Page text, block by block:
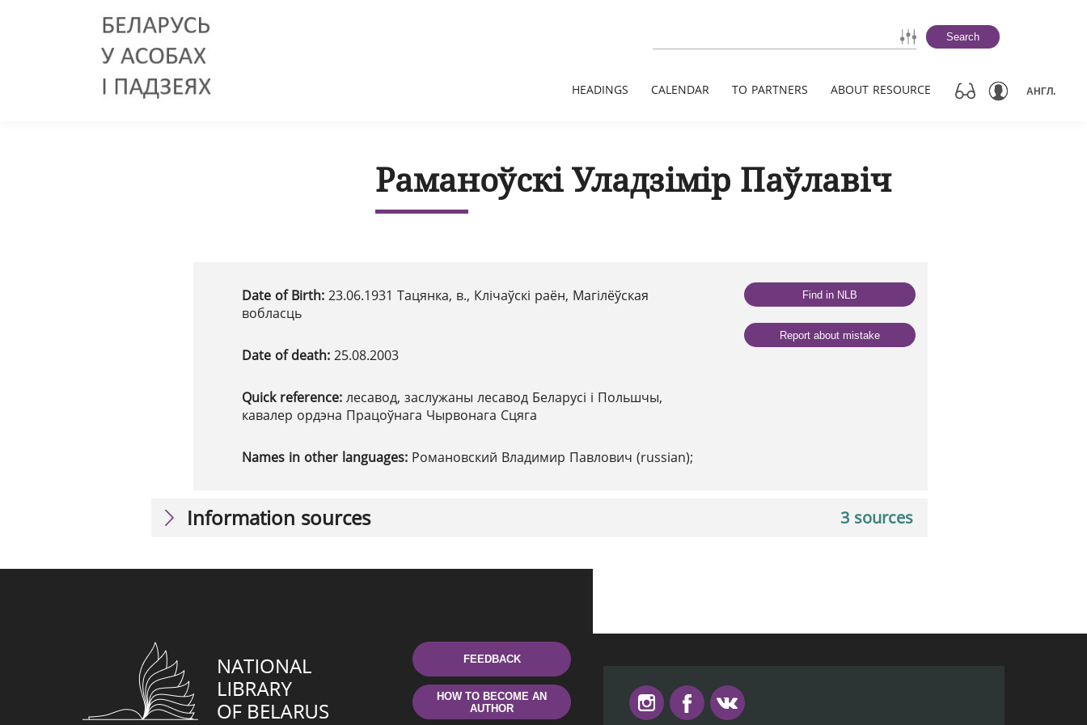
Search
HEADINGS CALENDAR TO PARTNERS ABOUT RESOURCE АНГЛ.
Раманоўскі Уладзімір Паўлавіч
Date of Birth: 23.06.1931 Тацянка, в., Клічаўскі раён, Магілёўская
вобласць
Date of death: 25.08.2003
Quick reference: лесавод, заслужаны лесавод Беларусі і Польшчы,
кавалер ордэна Працоўнага Чырвонага Сцяга
Names in other languages: Романовский Владимир Павлович (russian);
Find in NLB
Report about mistake
3 sources
Information sources
FEEDBACK
HOW TO BECOME AN
AUTHOR